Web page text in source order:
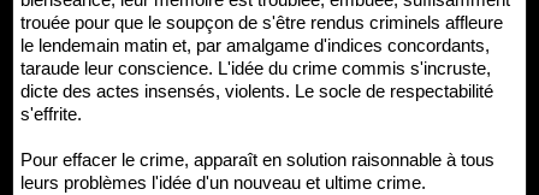
trouée pour que le soupçon de s'être rendus criminels affleure
le lendemain matin et, par amalgame d'indices concordants,
taraude leur conscience. L'idée du crime commis s'incruste,
dicte des actes insensés, violents. Le socle de respectabilité
s'effrite.
Pour effacer le crime, apparaît en solution raisonnable à tous
leurs problèmes l'idée d'un nouveau et ultime crime.